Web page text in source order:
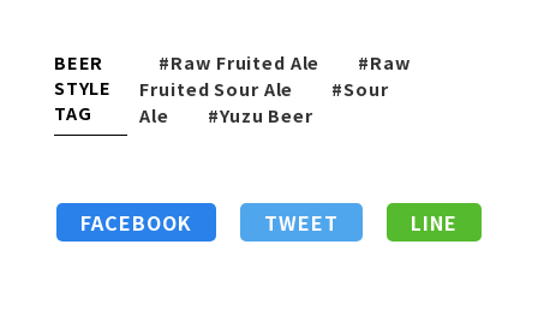
BEER
STYLE
TAG
#Raw Fruited Ale
#Raw
Fruited Sour Ale
#Sour
Ale
#Yuzu Beer
FACEBOOK TWEET LINE